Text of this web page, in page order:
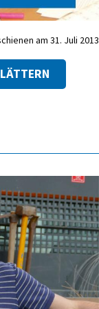
am 31. Juli 2013